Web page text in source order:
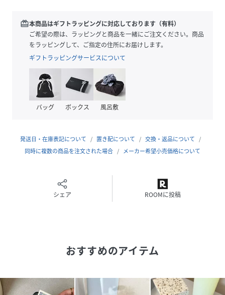
ーーー
＃財布 ＃さいふ ＃サイフ
＃ミニ財布 ＃ミニウォレット
＃カードケース ＃カード入れ
性別タイプ ユニセックス
素材 合成皮革
redeem本商品はギフトラッピングに対応しております（有料）
ご希望の際は、ラッピングと商品を一緒にご注文ください。商品
をラッピングして、ご指定の住所にお届けします。
ギフトラッピングサービスについて
バッグ ボックス 風呂敷
発送日・在庫表記について 置き配について
交換・返品について
同時に複数の商品を注文された場合
メーカー希望小売価格について
シェア ROOMに投稿
おすすめのアイテム